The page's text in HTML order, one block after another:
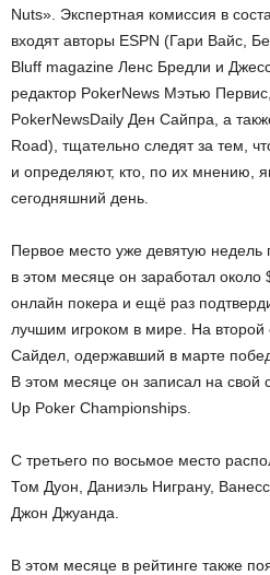
Nuts». Экспертная комиссия в
входят авторы ESPN (Гари Вайс,
Bluff magazine Ленс Бредли и
редактор PokerNews Мэтью
PokerNewsDaily Ден Сайпра, а
Road), тщательно следят за тем,
и определяют, кто, по их мнению,
сегодняшний день.
Первое место уже девятую недель
в этом месяце он заработал около
онлайн покера и ещё раз
лучшим игроком в мире. На второй
Сайдел, одержавший в марте
В этом месяце он записал на свой
Up Poker Championships.
С третьего по восьмое место
Том Дуон, Даниэль Ниграну,
Джон Джуанда.
В этом месяце в рейтинге также